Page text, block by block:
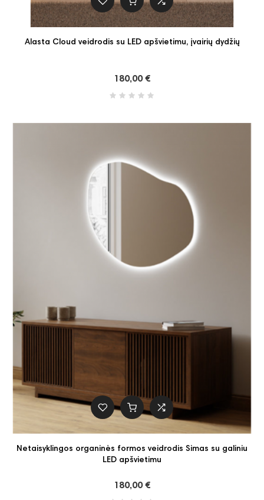
Alasta Cloud veidrodis su LED apšvietimu, įvairių dydžių
180,00 €
Netaisyklingos organinės formos veidrodis Simas su galiniu
LED apšvietimu
180,00 €